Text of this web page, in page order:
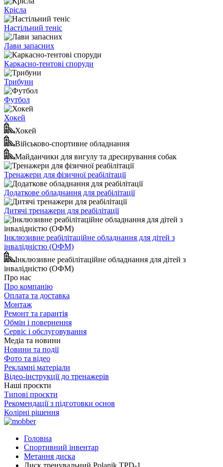
Крісла
Настільний теніс
Лави запасних
Каркасно-тентові споруди
Трибуни
Футбол
Хокей
Хокей
Військово-спортивне обладнання
Майданчики для вигулу та дресирування собак
Тренажери для фізичної реабілітації
Додаткове обладнання для реабілітації
Дитячі тренажери для реабілітації
Інклюзивне реабілітаційне обладнання для дітей з
інвалідністю (ОФМ)
Інклюзивне реабілітаційне обладнання для дітей з
інвалідністю (ОФМ)
Про нас
Про компанію
Оплата та доставка
Монтаж
Ремонт та гарантія
Обмін і повернення
Сервіс і обслуговування
Медіа та новини
Новини та події
Фото та відео
Рекламні матеріали
Відео-інструкції до тренажерів
Наші проєкти
Типові проєкти
Рекомендації з підготовки основ
Колірні рішення
Головна
Спортивний інвентар
Метання диска
Диск тренувальний Polanik TPD-1